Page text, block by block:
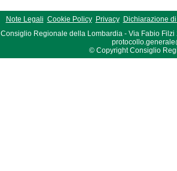
Note Legali Cookie Policy Privacy
Dichiarazione
Consiglio Regionale della Lombardia - Via Fabio Filzi
© Copyright Consiglio